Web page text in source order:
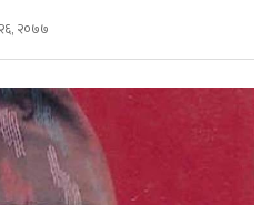
२०७७